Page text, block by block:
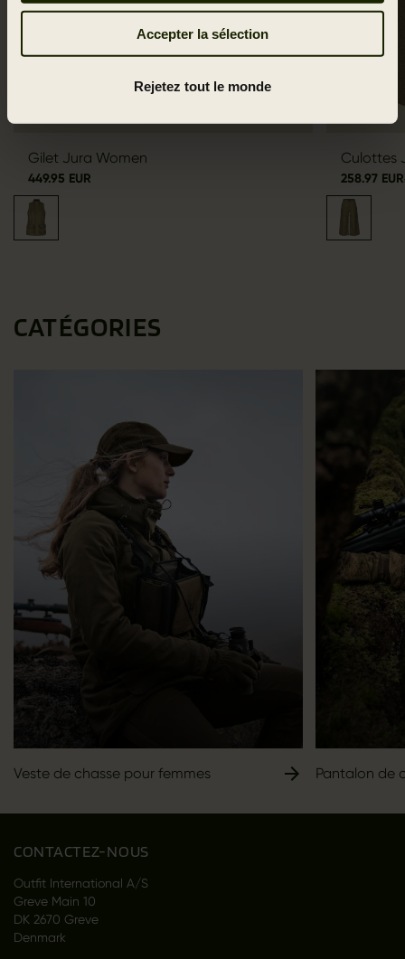
Accepter la sélection
Rejetez tout le monde
Gilet Jura Women
449.95 EUR
Culottes
258.97 EUR
CATÉGORIES
Veste de chasse pour femmes Pantalon de
CONTACTEZ-NOUS
Outfit International A/S
Greve Main 10
DK 2670 Greve
Denmark